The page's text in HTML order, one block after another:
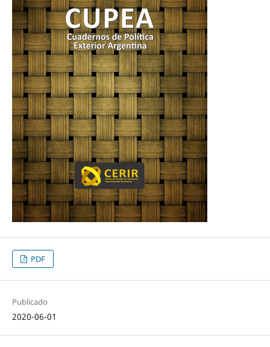
PDF
Publicado
2020-06-01